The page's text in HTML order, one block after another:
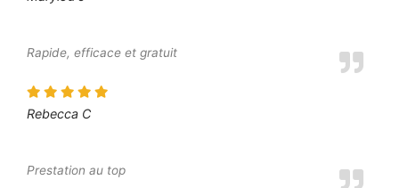
Rapide, efficace et gratuit
Rebecca C
Prestation au top